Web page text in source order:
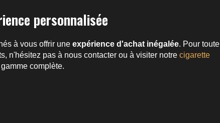
personnalisée
à vous offrir une expérience d'achat inégalée. Pour toute
n'hésitez pas à nous contacter ou à visiter notre cigarette
complète.